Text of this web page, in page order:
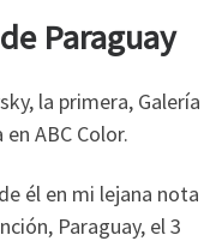
Paraguay
la primera, Galería
ABC Color.
él en mi lejana nota
Paraguay, el 3